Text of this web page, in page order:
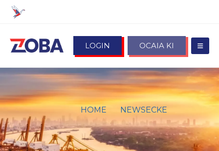
LOGIN OCAIA KI
HOME
NEWSECKE
ATLAS-VERSAND:
SICHERHEITSDATEN (DATEN
DER ASUMA) UND